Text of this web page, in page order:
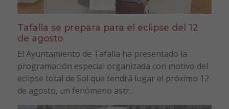
Tafalla se prepara para el eclipse del 12
de agosto
El Ayuntamiento de Tafalla ha presentado la
programación especial organizada con motivo del
eclipse total de Sol que tendrá lugar el próximo 12
de agosto, un fenómeno astr...